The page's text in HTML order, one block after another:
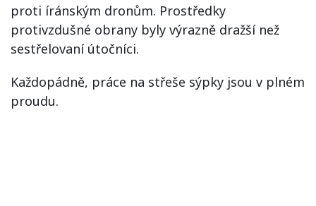
proti íránským dronům. Prostředky
protivzdušné obrany byly výrazně dražší než
sestřelovaní útočníci.
Každopádně, práce na střeše sýpky jsou v plném
proudu.